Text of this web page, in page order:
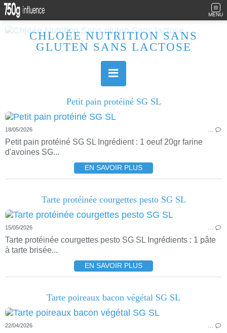
MENU
CHLOÉE NUTRITION SANS
GLUTEN SANS LACTOSE
Petit pain protéiné SG SL
18/05/2026
Petit pain protéiné SG SL Ingrédient : 1 oeuf 20gr farine
d'avoines SG...
EN SAVOIR PLUS
Tarte protéinée courgettes pesto SG SL
15/05/2026
Tarte protéinée courgettes pesto SG SL Ingrédients : 1 pâte
à tarte brisée...
EN SAVOIR PLUS
Tarte poireaux bacon végétal SG SL
22/04/2026